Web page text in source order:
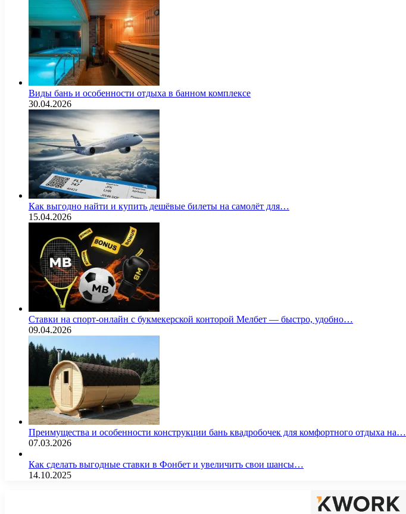
Виды бань и особенности отдыха в банном комплексе
30.04.2026
Как выгодно найти и купить дешёвые билеты на самолёт для…
15.04.2026
Ставки на спорт-онлайн с букмекерской конторой Мелбет — быстро, удобно…
09.04.2026
Преимущества и особенности конструкции бань квадробочек для комфортного отдыха на…
07.03.2026
Как сделать выгодные ставки в Фонбет и увеличить свои шансы…
14.10.2025